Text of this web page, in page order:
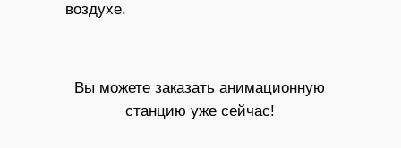
воздухе.
Вы можете заказать анимационную
станцию уже сейчас!